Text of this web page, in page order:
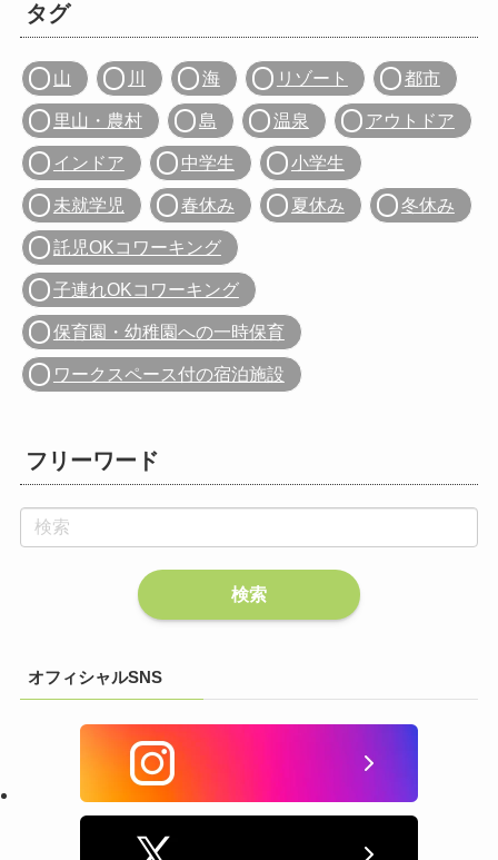
タグ
山 川 海 リゾート 都市
里山・農村 島 温泉 アウトドア
インドア 中学生 小学生
未就学児 春休み 夏休み 冬休み
託児OKコワーキング
子連れOKコワーキング
保育園・幼稚園への一時保育
ワークスペース付の宿泊施設
フリーワード
オフィシャルSNS